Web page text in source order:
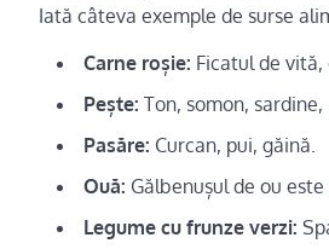
Iată câteva exemple de surse
Carne roșie: Ficatul de vită,
Pește: Ton, somon, sardine,
Pasăre: Curcan, pui, găină.
Ouă: Gălbenușul de ou
Legume cu frunze verzi: